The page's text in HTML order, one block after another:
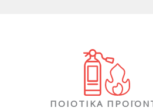
ΠΟΙΟΤΙΚΑ